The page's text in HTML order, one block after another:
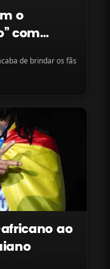
o
com
de brindar os fãs
ao